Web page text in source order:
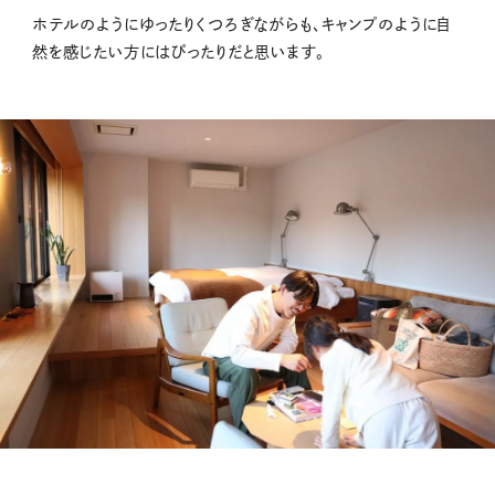
ホテルのようにゆったりくつろぎながらも、キャンプのように自
然を感じたい方にはぴったりだと思います。